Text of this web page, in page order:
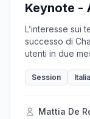
Keynote -
L’interesse sui
successo di
utenti in due
implicazioni e
Session
Mattia De